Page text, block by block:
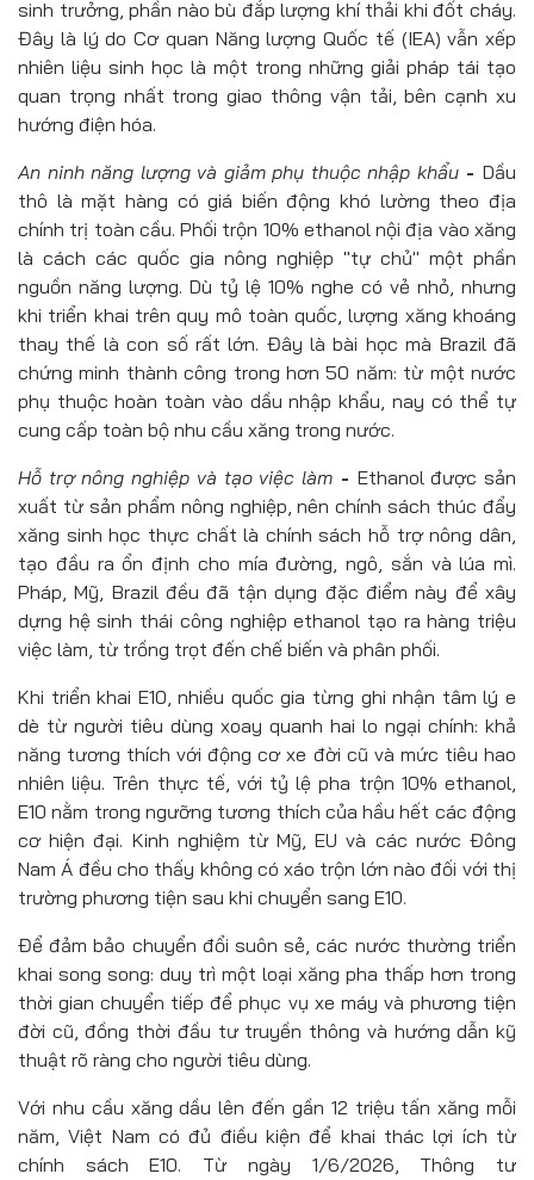
sinh trưởng, phần nào bù đắp lượng khí thải khi đốt cháy.
Đây là lý do Cơ quan Năng lượng Quốc tế (IEA) vẫn xếp
nhiên liệu sinh học là một trong những giải pháp tái tạo
quan trọng nhất trong giao thông vận tải, bên cạnh xu
hướng điện hóa.
An ninh năng lượng và giảm phụ thuộc nhập khẩu-Dầu
thô là mặt hàng có giá biến động khó lường theo địa
chính trị toàn cầu. Phối trộn 10% ethanol nội địa vào xăng
là cách các quốc gia nông nghiệp "tự chủ" một phần
nguồn năng lượng. Dù tỷ lệ 10% nghe có vẻ nhỏ, nhưng
khi triển khai trên quy mô toàn quốc, lượng xăng khoáng
thay thế là con số rất lớn. Đây là bài học mà Brazil đã
chứng minh thành công trong hơn 50 năm: từ một nước
phụ thuộc hoàn toàn vào dầu nhập khẩu, nay có thể tự
cung cấp toàn bộ nhu cầu xăng trong nước.
Hỗ trợ nông nghiệp và tạo việc làm - Ethanol được sản
xuất từ sản phẩm nông nghiệp, nên chính sách thúc đẩy
xăng sinh học thực chất là chính sách hỗ trợ nông dân,
tạo đầu ra ổn định cho mía đường, ngô, sắn và lúa mì.
Pháp, Mỹ, Brazil đều đã tận dụng đặc điểm này để xây
dựng hệ sinh thái công nghiệp ethanol tạo ra hàng triệu
việc làm, từ trồng trọt đến chế biến và phân phối.
Khi triển khai E10, nhiều quốc gia từng ghi nhận tâm lý e
dè từ người tiêu dùng xoay quanh hai lo ngại chính: khả
năng tương thích với động cơ xe đời cũ và mức tiêu hao
nhiên liệu. Trên thực tế, với tỷ lệ pha trộn 10% ethanol,
E10 nằm trong ngưỡng tương thích của hầu hết các động
cơ hiện đại. Kinh nghiệm từ Mỹ, EU và các nước Đông
Nam Á đều cho thấy không có xáo trộn lớn nào đối với thị
trường phương tiện sau khi chuyển sang E10.
Để đảm bảo chuyển đổi suôn sẻ, các nước thường triển
khai song song: duy trì một loại xăng pha thấp hơn trong
thời gian chuyển tiếp để phục vụ xe máy và phương tiện
đời cũ, đồng thời đầu tư truyền thông và hướng dẫn kỹ
thuật rõ ràng cho người tiêu dùng.
Với nhu cầu xăng dầu lên đến gần 12 triệu tấn xăng mỗi
năm, Việt Nam có đủ điều kiện để khai thác lợi ích từ
chính sách E10. Từ ngày 1/6/2026, Thông tư